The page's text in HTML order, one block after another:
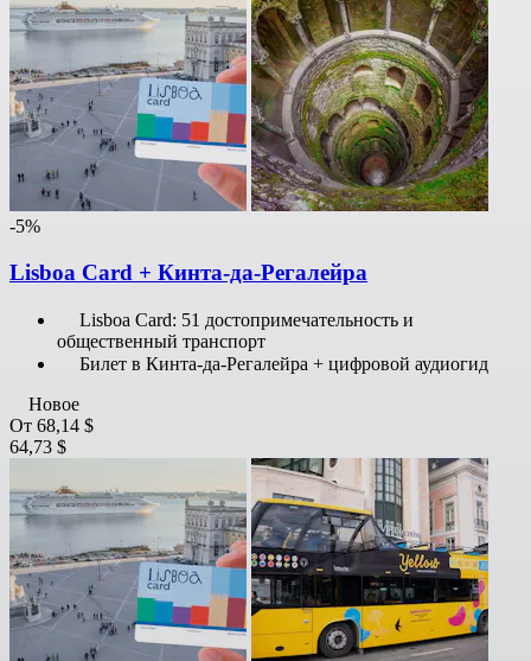
-5%
Lisboa Card + Кинта-да-Регалейра
Lisboa Card: 51 достопримечательность и
общественный транспорт
Билет в Кинта-да-Регалейра + цифровой аудиогид
Новое
От 68,14 $
64,73 $